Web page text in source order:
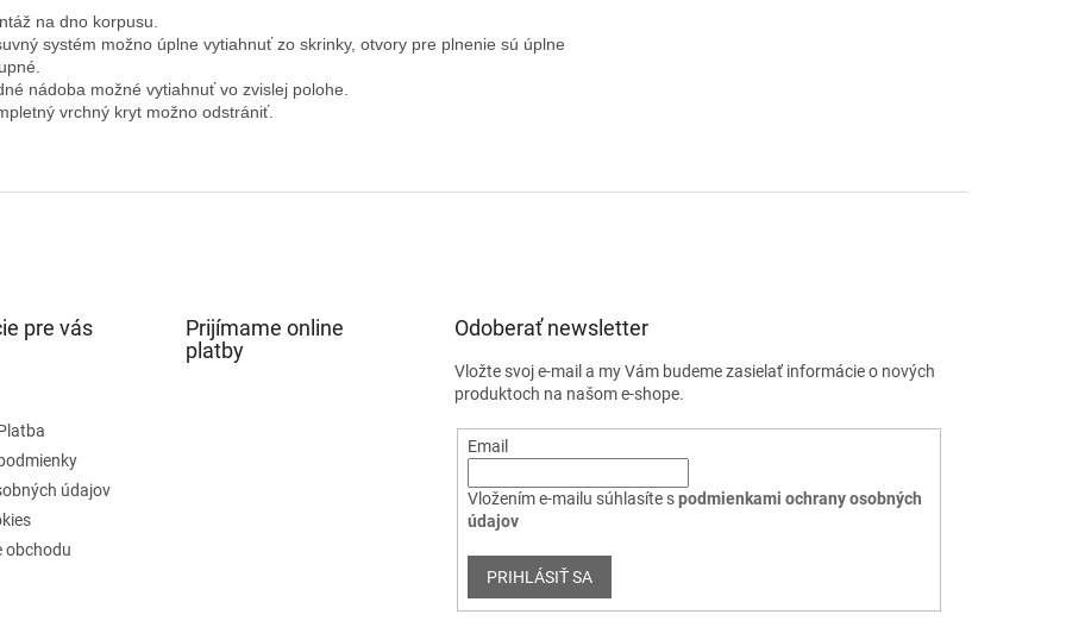
na dno korpusu.
systém možno úplne vytiahnuť zo skrinky, otvory pre plnenie sú úplne
nádoba možné vytiahnuť vo zvislej polohe.
vrchný kryt možno odstrániť.
pre vás
údajov
obchodu
Prijímame online
platby
Odoberať newsletter
Vložte svoj e-mail a my Vám budeme zasielať informácie o nových
produktoch na našom e-shope.
Email
Vložením e-mailu súhlasíte spodmienkami ochrany osobných
údajov
PRIHLÁSIŤ SA